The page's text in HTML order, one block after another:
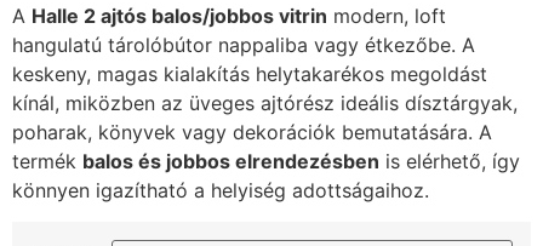
A Halle 2 ajtós balos/jobbos vitrin modern, loft
hangulatú tárolóbútor nappaliba vagy étkezőbe. A
keskeny, magas kialakítás helytakarékos megoldást
kínál, miközben az üveges ajtórész ideális dísztárgyak,
poharak, könyvek vagy dekorációk bemutatására. A
termék balos és jobbos elrendezésben is elérhető, így
könnyen igazítható a helyiség adottságaihoz.